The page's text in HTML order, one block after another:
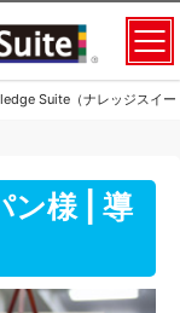
Suite（ナレッジスイ
ン様 | 導